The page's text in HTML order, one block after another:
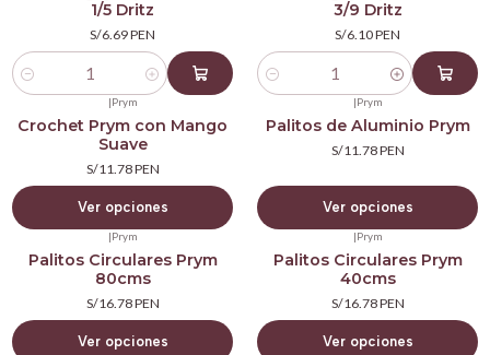
1/5 Dritz
S/6.69 PEN
Cantidad
3/9 Dritz
S/6.10 PEN
Cantidad
|Prym
Crochet Prym con Mango
Suave
S/11.78 PEN
Ver opciones
|Prym
Palitos de Aluminio Prym
S/11.78 PEN
Ver opciones
|Prym
Palitos Circulares Prym
80cms
S/16.78 PEN
Ver opciones
|Prym
Palitos Circulares Prym
40cms
S/16.78 PEN
Ver opciones